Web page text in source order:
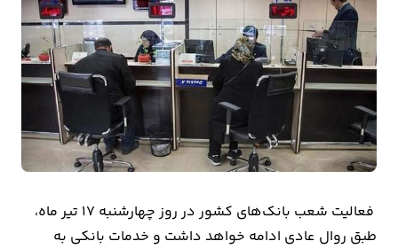
بیمه
اقتصاد
جهان
بازار
و
تجارت
کشاورزی
فعالیت شعب بانک‌های کشور در روز چهارشنبه 17 تیر ماه،
طبق روال عادی ادامه خواهد داشت و خدمات بانکی به